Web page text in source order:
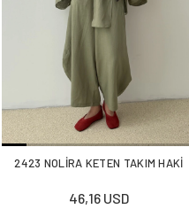
2423 NOLİRA KETEN TAKIM HAKİ
46,16 USD